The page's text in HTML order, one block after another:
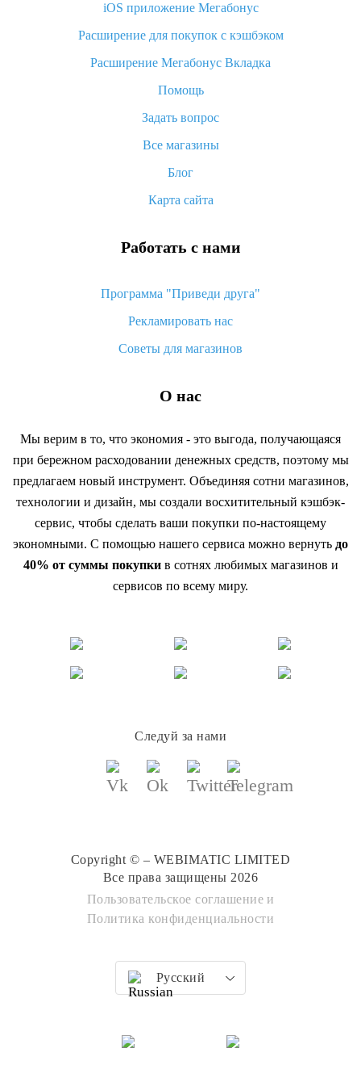
Что такое баллы на Алиэкспресс, как их получить и
«AliExpress Standard Shipping»: что это за метод доставки и
как его отслеживать
Как покупать оптом на Алиэкспресс
Что делать, если не пришел товар с Алиэкспресс
возврата денег
iOS приложение Мегабонус
Расширение для покупок с кэшбэком
Расширение Мегабонус Вкладка
Помощь
Задать вопрос
Все магазины
Блог
Карта сайта
Работать с нами
Программа "Приведи друга"
Рекламировать нас
Советы для магазинов
О нас
Мы верим в то, что экономия - это выгода, получающаяся
при бережном расходовании денежных средств, поэтому мы
предлагаем новый инструмент. Объединяя сотни магазинов,
технологии и дизайн, мы создали восхитительный кэшбэк-
сервис, чтобы сделать ваши покупки по-настоящему
экономными. С помощью нашего сервиса можно вернуть до
40% от суммы покупкив сотнях любимых магазинов и
сервисов по всему миру.
Следуй за нами
Copyright © – WEBIMATIC LIMITED
Все права защищены 2026
Пользовательское соглашение и
Политика конфиденциальности
Русский